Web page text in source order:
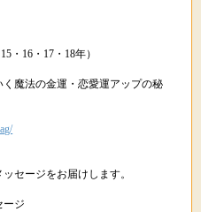
・16・17・18年）
魔法の金運・恋愛運アップの秘
セージをお届けします。
ージ